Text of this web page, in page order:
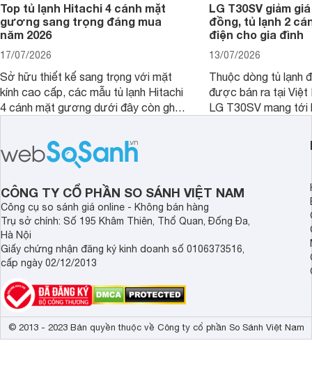
Top tủ lạnh Hitachi 4 cánh mặt
gương sang trọng đáng mua
năm 2026
17/07/2026
Sở hữu thiết kế sang trọng với mặt
kính cao cấp, các mẫu tủ lạnh Hitachi
4 cánh mặt gương dưới đây còn ghi
công nghệ bảo quản hiện đại, đáp ứng
tốt nhu cầu lưu trữ thực phẩm của gia
LG T30SV giảm
đồng, tủ lạnh 2
điện cho gia đình
13/07/2026
Thuộc dòng tủ lạnh
được bán ra tại Việt
LG T30SV mang tới
mức giá bán dễ
nhiều khách hàng
CÔNG TY CỔ PHẦN SO SÁNH VIỆT NAM
Công cụ so sánh giá online - Không bán hàng
Trụ sở chính: Số 195 Khâm Thiên, Thổ Quan, Đống Đa,
Hà Nội
Giấy chứng nhận đăng ký kinh doanh số 0106373516,
cấp ngày 02/12/2013
© 2013 - 2023 Bản quyền thuộc về Công ty cổ phần So Sánh Việt Nam